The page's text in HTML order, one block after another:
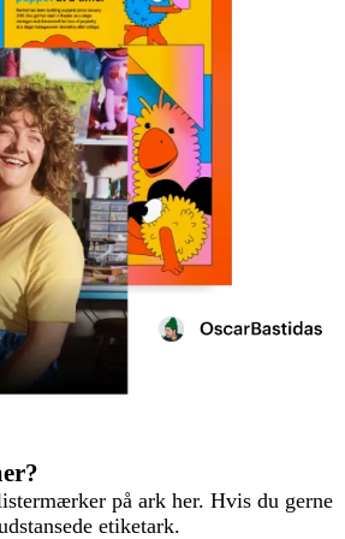
på ark her. Hvis du gerne
etiketark.